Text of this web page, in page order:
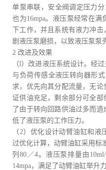
单泵串联，安全阀调定压力
也为16mpa。液压泵经常在
下工作，并且系统有液力冲
剧液压泵磨损，以致液压泵泵
2 改进及效果
（l）改进液压系统设计。经
与负荷传感全液压转向器形
求，优先向其分配流量，无
证供油充足，剩余部分可全
了由于转向回路供油过多而
低了液压泵的工作压力。
（2）优化设计动臂油缸和
过优化计算，动臂油缸采用标
列80／4。液压泵排量由
14mpa，满足了动臂油缸举升